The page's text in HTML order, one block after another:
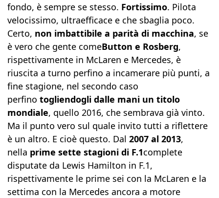
fondo, è sempre se stesso. Fortissimo. Pilota
velocissimo, ultraefficace e che sbaglia poco.
Certo, non imbattibile a parità di macchina, se
è vero che gente comeButton e Rosberg,
rispettivamente in McLaren e Mercedes, è
riuscita a turno perfino a incamerare più punti, a
fine stagione, nel secondo caso
perfino togliendogli dalle mani un titolo
mondiale, quello 2016, che sembrava già vinto.
Ma il punto vero sul quale invito tutti a riflettere
è un altro. E cioè questo. Dal 2007 al 2013,
nella prime sette stagioni di F.1complete
disputate da Lewis Hamilton in F.1,
rispettivamente le prime sei con la McLaren e la
settima con la Mercedes ancora a motore